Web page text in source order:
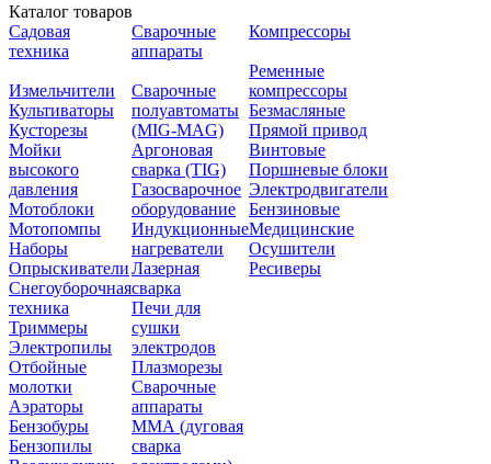
Каталог товаров
Садовая
техника
Измельчители
Культиваторы
Кусторезы
Мойки
высокого
давления
Мотоблоки
Мотопомпы
Наборы
Опрыскиватели
Снегоуборочная
техника
Триммеры
Электропилы
Отбойные
молотки
Аэраторы
Бензобуры
Бензопилы
Сварочные
аппараты
Сварочные
полуавтоматы
(MIG-MAG)
Аргоновая
сварка (TIG)
Газосварочное
оборудование
Индукционные
нагреватели
Лазерная
сварка
Печи для
сушки
электродов
Плазморезы
Сварочные
аппараты
ММА (дуговая
сварка
Компрессоры
Ременные
компрессоры
Безмасляные
Прямой привод
Винтовые
Поршневые блоки
Электродвигатели
Бензиновые
Медицинские
Осушители
Ресиверы